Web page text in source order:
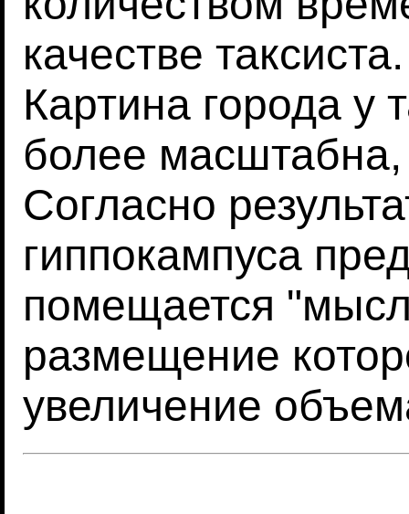
качестве
Картина города у
более
Согласно
гиппокампуса
помещается
размещение
увеличение